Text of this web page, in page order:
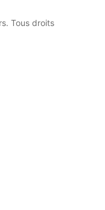
Tous droits